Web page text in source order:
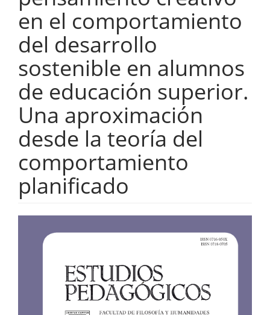
en el comportamiento
del desarrollo
sostenible en alumnos
de educación superior.
Una aproximación
desde la teoría del
comportamiento
planificado
lateral
artículo